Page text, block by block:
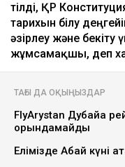
тілді, ҚР
тарихын білу
әзірлеу және бекіту
жұмсамақшы, деп
ТАҒЫ ДА ОҚЫҢЫЗДАР
FlyArystan Дубайға
орындамайды
Елімізде Абай күні